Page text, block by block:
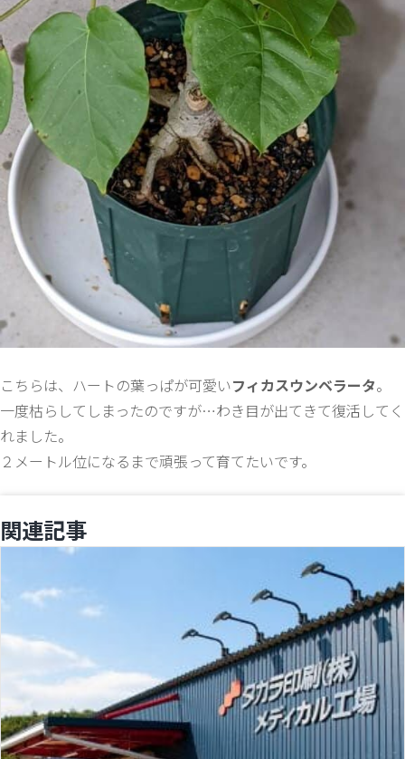
こちらは、ハートの葉っぱが可愛いフィカスウンベラータ。
一度枯らしてしまったのですが…わき目が出てきて復活してく
れました。
２メートル位になるまで頑張って育てたいです。
関連記事